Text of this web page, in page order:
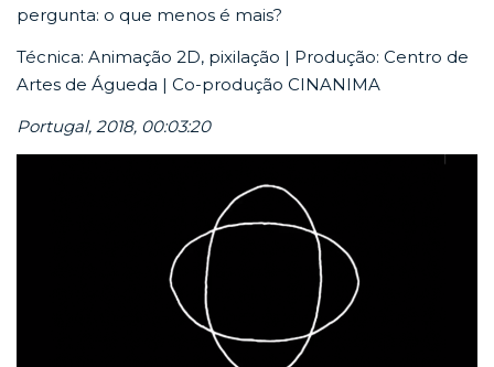
pergunta: o que menos é mais?
Técnica: Animação 2D, pixilação | Produção: Centro de
Artes de Águeda | Co-produção CINANIMA
Portugal, 2018, 00:03:20